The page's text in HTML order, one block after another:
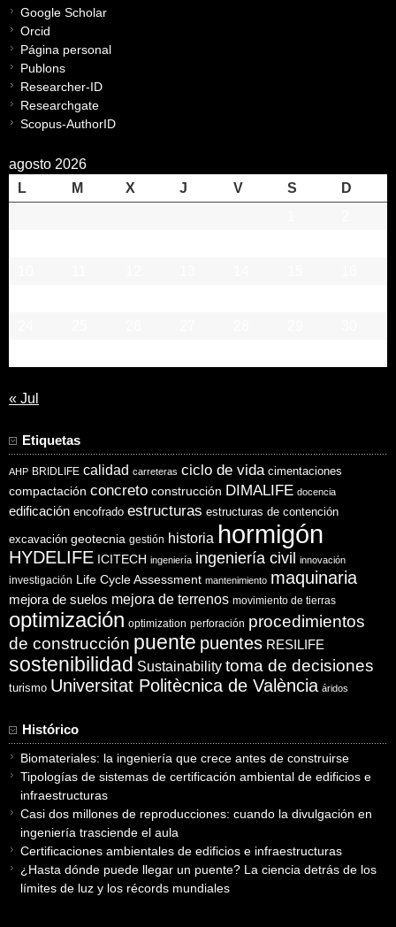
Google Scholar
Orcid
Página personal
Publons
Researcher-ID
Researchgate
Scopus-AuthorID
agosto 2026
L
M X J V S
D
« Jul
Etiquetas
AHP BRIDLIFE calidad carreteras ciclo de vida cimentaciones
compactación concreto construcción DIMALIFE docencia
edificación encofrado estructuras estructuras de contención
excavación geotecnia gestión historia hormigón
HYDELIFE ICITECH ingeniería ingeniería civil innovación
investigación Life Cycle Assessment mantenimiento maquinaria
mejora de suelos mejora de terrenos movimiento de tierras
optimización optimization perforación procedimientos
de construcción puente puentes RESILIFE
sostenibilidad Sustainability toma de decisiones
turismo Universitat Politècnica de València áridos
Histórico
Biomateriales: la ingeniería que crece antes de construirse
Tipologías de sistemas de certificación ambiental de edificios e
infraestructuras
Casi dos millones de reproducciones: cuando la divulgación en
ingeniería trasciende el aula
Certificaciones ambientales de edificios e infraestructuras
¿Hasta dónde puede llegar un puente? La ciencia detrás de los
límites de luz y los récords mundiales